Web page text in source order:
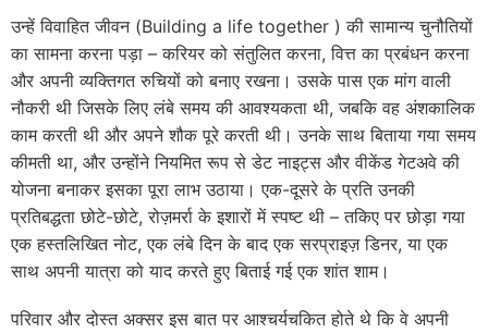
उन्हें विवाहित जीवन (Building a life together ) की सामान्य चुनौतियों
का सामना करना पड़ा – करियर को संतुलित करना, वित्त का प्रबंधन करना
और अपनी व्यक्तिगत रुचियों को बनाए रखना। उसके पास एक मांग वाली
नौकरी थी जिसके लिए लंबे समय की आवश्यकता थी, जबकि वह अंशकालिक
काम करती थी और अपने शौक पूरे करती थी। उनके साथ बिताया गया समय
कीमती था, और उन्होंने नियमित रूप से डेट नाइट्स और वीकेंड गेटअवे की
योजना बनाकर इसका पूरा लाभ उठाया। एक-दूसरे के प्रति उनकी
प्रतिबद्धता छोटे-छोटे, रोज़मर्रा के इशारों में स्पष्ट थी – तकिए पर छोड़ा गया
एक हस्तलिखित नोट, एक लंबे दिन के बाद एक सरप्राइज़ डिनर, या एक
साथ अपनी यात्रा को याद करते हुए बिताई गई एक शांत शाम।
परिवार और दोस्त अक्सर इस बात पर आश्चर्यचकित होते थे कि वे अपनी